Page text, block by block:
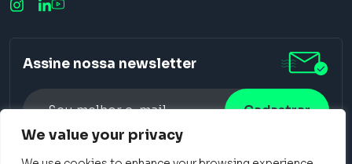
We value your privacy
Assine nossa newsletter
Alternative: